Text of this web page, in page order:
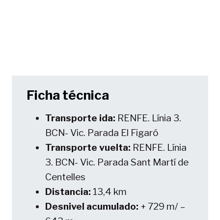
Ficha técnica
Transporte ida: RENFE. Línia 3.
BCN- Vic. Parada El Figaró
Transporte vuelta: RENFE. Línia
3. BCN- Vic. Parada Sant Martí de
Centelles
Distancia: 13,4 km
Desnivel acumulado: + 729 m/ –